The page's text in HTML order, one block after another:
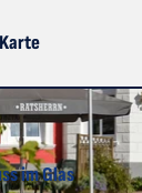
im Glas